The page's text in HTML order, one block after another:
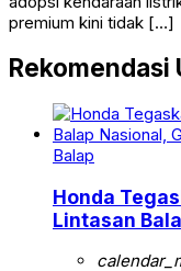
premium kini tidak […]
Rekomendasi
Balap
Honda
Lintasan